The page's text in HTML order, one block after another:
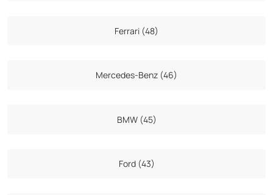
Ferrari (48)
Mercedes-Benz (46)
BMW (45)
Ford (43)